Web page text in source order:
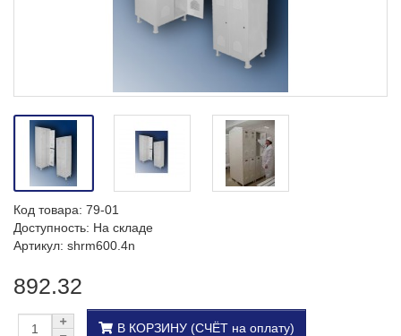
Код товара: 79-01
Доступность: На складе
Артикул: shrm600.4n
892.32
В КОРЗИНУ (СЧЁТ на оплату)